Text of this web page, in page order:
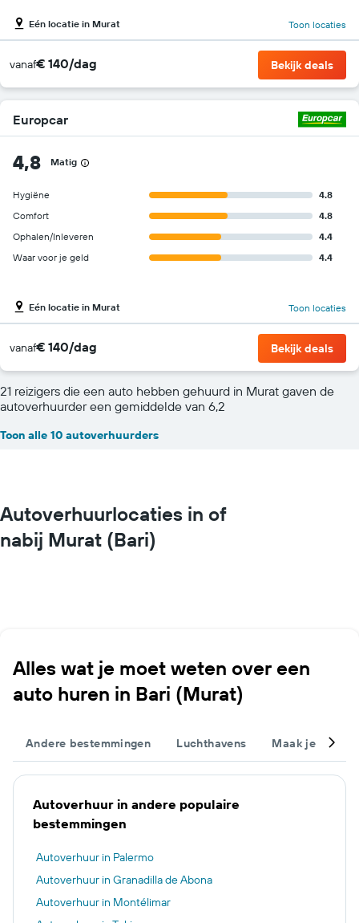
Eén locatie in Murat Toon locaties
vanaf€ 140/dag Bekijk deals
Europcar
4,8 Matig
Hygiëne
4.8
Comfort
4.8
Ophalen/Inleveren
4.4
Waar voor je geld
4.4
Eén locatie in Murat Toon locaties
vanaf€ 140/dag Bekijk deals
21 reizigers die een auto hebben gehuurd in Murat gaven de
autoverhuurder een gemiddelde van 6,2
Toon alle 10 autoverhuurders
Autoverhuurlocaties in of
nabij Murat (Bari)
Alles wat je moet weten over een
auto huren in Bari (Murat)
Andere bestemmingen Luchthavens Maak je trip
Autoverhuur in andere populaire
bestemmingen
Autoverhuur in Palermo
Autoverhuur in Granadilla de Abona
Autoverhuur in Montélimar